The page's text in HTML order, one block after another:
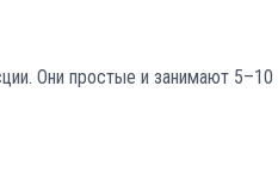
Они простые и занимают 5–10